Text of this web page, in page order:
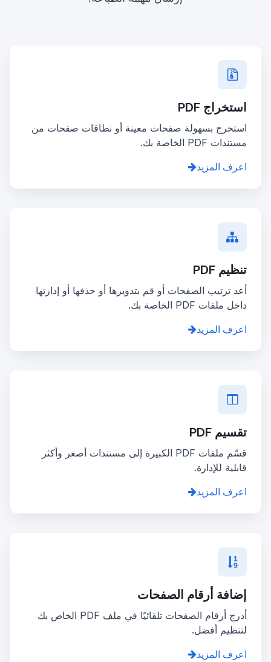
استخراج PDF
استخرج بسهولة صفحات معينة أو نطاقات صفحات من
مستندات PDF الخاصة بك.
اعرف المزيد
تنظيم PDF
أعد ترتيب الصفحات أو قم بتدويرها أو حذفها أو إدارتها
داخل ملفات PDF الخاصة بك.
اعرف المزيد
تقسيم PDF
قسّم ملفات PDF الكبيرة إلى مستندات أصغر وأكثر
قابلية للإدارة.
اعرف المزيد
إضافة أرقام الصفحات
أدرج أرقام الصفحات تلقائيًا في ملف PDF الخاص بك
لتنظيم أفضل.
اعرف المزيد